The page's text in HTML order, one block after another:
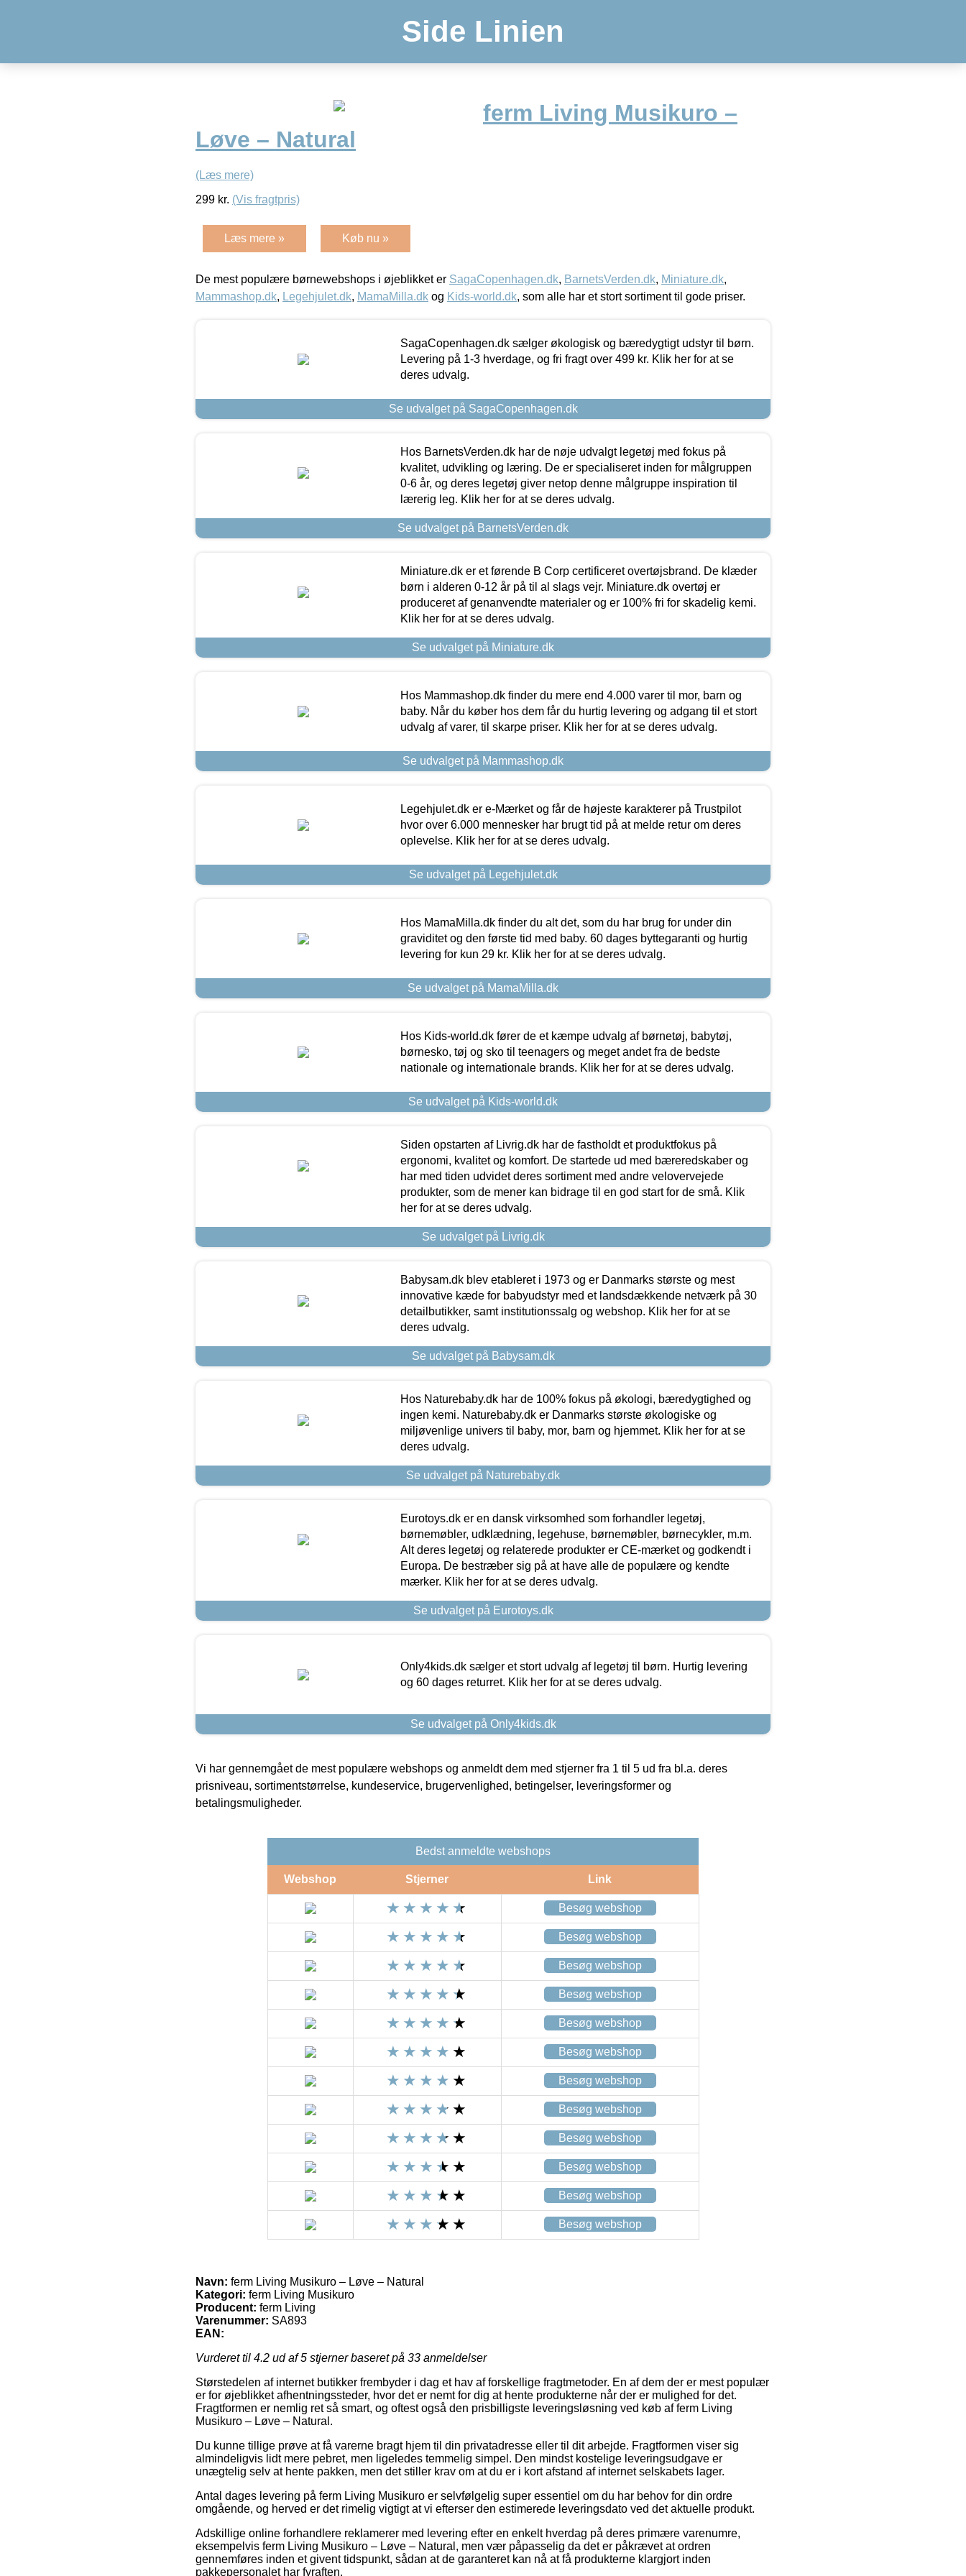
Side Linien
ferm Living Musikuro –
Løve – Natural
(Læs mere)
299 kr. (Vis fragtpris)
Læs mere » Køb nu »
De mest populære børnewebshops i øjeblikket er SagaCopenhagen.dk, BarnetsVerden.dk, Miniature.dk,
Mammashop.dk, Legehjulet.dk, MamaMilla.dk og Kids-world.dk, som alle har et stort sortiment til gode priser.
SagaCopenhagen.dk sælger økologisk og bæredygtigt udstyr til børn.
Levering på 1-3 hverdage, og fri fragt over 499 kr. Klik her for at se
deres udvalg.
Se udvalget på SagaCopenhagen.dk
Hos BarnetsVerden.dk har de nøje udvalgt legetøj med fokus på
kvalitet, udvikling og læring. De er specialiseret inden for målgruppen
0-6 år, og deres legetøj giver netop denne målgruppe inspiration til
lærerig leg. Klik her for at se deres udvalg.
Se udvalget på BarnetsVerden.dk
Miniature.dk er et førende B Corp certificeret overtøjsbrand. De klæder
børn i alderen 0-12 år på til al slags vejr. Miniature.dk overtøj er
produceret af genanvendte materialer og er 100% fri for skadelig kemi.
Klik her for at se deres udvalg.
Se udvalget på Miniature.dk
Hos Mammashop.dk finder du mere end 4.000 varer til mor, barn og
baby. Når du køber hos dem får du hurtig levering og adgang til et stort
udvalg af varer, til skarpe priser. Klik her for at se deres udvalg.
Se udvalget på Mammashop.dk
Legehjulet.dk er e-Mærket og får de højeste karakterer på Trustpilot
hvor over 6.000 mennesker har brugt tid på at melde retur om deres
oplevelse. Klik her for at se deres udvalg.
Se udvalget på Legehjulet.dk
Hos MamaMilla.dk finder du alt det, som du har brug for under din
graviditet og den første tid med baby. 60 dages byttegaranti og hurtig
levering for kun 29 kr. Klik her for at se deres udvalg.
Se udvalget på MamaMilla.dk
Hos Kids-world.dk fører de et kæmpe udvalg af børnetøj, babytøj,
børnesko, tøj og sko til teenagers og meget andet fra de bedste
nationale og internationale brands. Klik her for at se deres udvalg.
Se udvalget på Kids-world.dk
Siden opstarten af Livrig.dk har de fastholdt et produktfokus på
ergonomi, kvalitet og komfort. De startede ud med bæreredskaber og
har med tiden udvidet deres sortiment med andre velovervejede
produkter, som de mener kan bidrage til en god start for de små. Klik
her for at se deres udvalg.
Se udvalget på Livrig.dk
Babysam.dk blev etableret i 1973 og er Danmarks største og mest
innovative kæde for babyudstyr med et landsdækkende netværk på 30
detailbutikker, samt institutionssalg og webshop. Klik her for at se
deres udvalg.
Se udvalget på Babysam.dk
Hos Naturebaby.dk har de 100% fokus på økologi, bæredygtighed og
ingen kemi. Naturebaby.dk er Danmarks største økologiske og
miljøvenlige univers til baby, mor, barn og hjemmet. Klik her for at se
deres udvalg.
Se udvalget på Naturebaby.dk
Eurotoys.dk er en dansk virksomhed som forhandler legetøj,
børnemøbler, udklædning, legehuse, børnemøbler, børnecykler, m.m.
Alt deres legetøj og relaterede produkter er CE-mærket og godkendt i
Europa. De bestræber sig på at have alle de populære og kendte
mærker. Klik her for at se deres udvalg.
Se udvalget på Eurotoys.dk
Only4kids.dk sælger et stort udvalg af legetøj til børn. Hurtig levering
og 60 dages returret. Klik her for at se deres udvalg.
Se udvalget på Only4kids.dk
Vi har gennemgået de mest populære webshops og anmeldt dem med stjerner fra 1 til 5 ud fra bl.a. deres
prisniveau, sortimentstørrelse, kundeservice, brugervenlighed, betingelser, leveringsformer og
betalingsmuligheder.
Bedst anmeldte webshops
Webshop Stjerner Link
Besøg webshop
Besøg webshop
Besøg webshop
Besøg webshop
Besøg webshop
Besøg webshop
Besøg webshop
Besøg webshop
Besøg webshop
Besøg webshop
Besøg webshop
Besøg webshop
Navn: ferm Living Musikuro – Løve – Natural
Kategori: ferm Living Musikuro
Producent: ferm Living
Varenummer: SA893
EAN:
Vurderet til 4.2 ud af 5 stjerner baseret på 33 anmeldelser
Størstedelen af internet butikker frembyder i dag et hav af forskellige fragtmetoder. En af dem der er mest populær
er for øjeblikket afhentningssteder, hvor det er nemt for dig at hente produkterne når der er mulighed for det.
Fragtformen er nemlig ret så smart, og oftest også den prisbilligste leveringsløsning ved køb af ferm Living
Musikuro – Løve – Natural.
Du kunne tillige prøve at få varerne bragt hjem til din privatadresse eller til dit arbejde. Fragtformen viser sig
almindeligvis lidt mere pebret, men ligeledes temmelig simpel. Den mindst kostelige leveringsudgave er
unægtelig selv at hente pakken, men det stiller krav om at du er i kort afstand af internet selskabets lager.
Antal dages levering på ferm Living Musikuro er selvfølgelig super essentiel om du har behov for din ordre
omgående, og herved er det rimelig vigtigt at vi efterser den estimerede leveringsdato ved det aktuelle produkt.
Adskillige online forhandlere reklamerer med levering efter en enkelt hverdag på deres primære varenumre,
eksempelvis ferm Living Musikuro – Løve – Natural, men vær påpasselig da det er påkrævet at ordren
gennemføres inden et givent tidspunkt, sådan at de garanteret kan nå at få produkterne klargjort inden
pakkepersonalet har fyraften.